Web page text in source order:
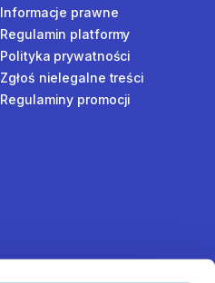
Informacje prawne
Regulamin platformy
Polityka prywatności
Zgłoś nielegalne treści
Regulaminy promocji